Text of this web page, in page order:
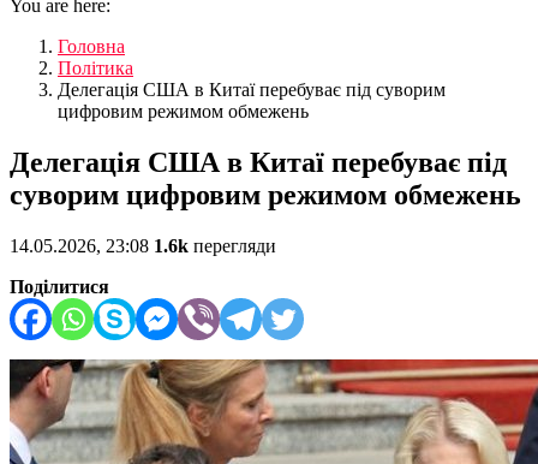
You are here:
Головна
Політика
Делегація США в Китаї перебуває під суворим
цифровим режимом обмежень
Делегація США в Китаї перебуває під
суворим цифровим режимом обмежень
14.05.2026, 23:08 1.6k перегляди
Поділитися